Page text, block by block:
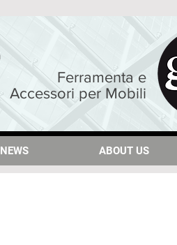
Ferramenta e
Accessori per Mobili
NEWS ABOUT US
NEWS ABOUT US